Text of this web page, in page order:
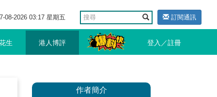
08-2026 03:17 星期五 訂閱通訊
生 港人博評 登入／註冊
作者簡介